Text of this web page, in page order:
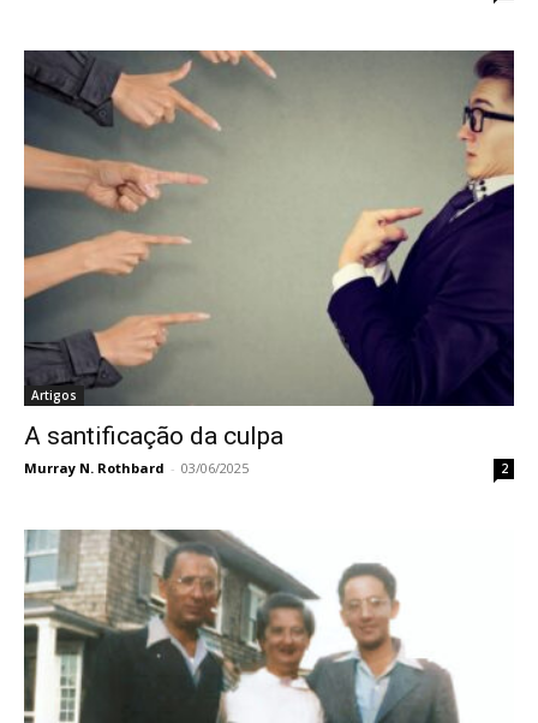
Artigos
A santificação da culpa
Murray N. Rothbard - 03/06/2025 2